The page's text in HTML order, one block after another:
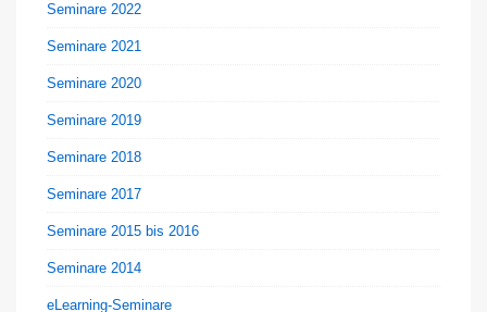
Seminare 2022
Seminare 2021
Seminare 2020
Seminare 2019
Seminare 2018
Seminare 2017
Seminare 2015 bis 2016
Seminare 2014
eLearning-Seminare